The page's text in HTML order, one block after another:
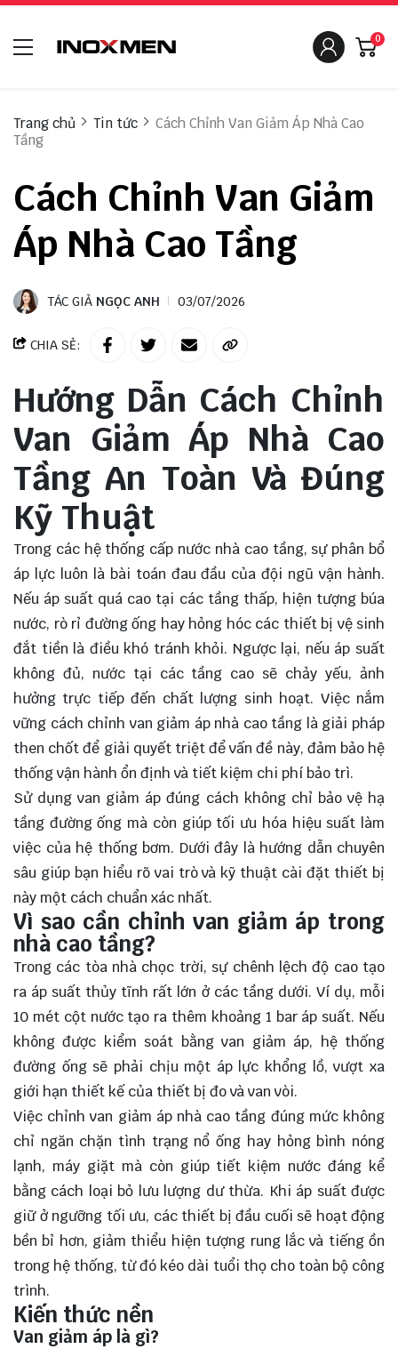
0
Trang chủ Tin tức
Cách Chỉnh Van Giảm Áp Nhà Cao
Tầng
Cách Chỉnh Van Giảm
Áp Nhà Cao Tầng
TÁC GIẢ NGỌC ANH 03/07/2026
CHIA SẺ:
Hướng Dẫn Cách Chỉnh
Van Giảm Áp Nhà Cao
Tầng An Toàn Và Đúng
Kỹ Thuật
Trong các hệ thống cấp nước nhà cao tầng, sự phân bổ
áp lực luôn là bài toán đau đầu của đội ngũ vận hành.
Nếu áp suất quá cao tại các tầng thấp, hiện tượng búa
nước, rò rỉ đường ống hay hỏng hóc các thiết bị vệ sinh
đắt tiền là điều khó tránh khỏi. Ngược lại, nếu áp suất
không đủ, nước tại các tầng cao sẽ chảy yếu, ảnh
hưởng trực tiếp đến chất lượng sinh hoạt. Việc nắm
vững cách chỉnh van giảm áp nhà cao tầng là giải pháp
then chốt để giải quyết triệt để vấn đề này, đảm bảo hệ
thống vận hành ổn định và tiết kiệm chi phí bảo trì.
Sử dụng van giảm áp đúng cách không chỉ bảo vệ hạ
tầng đường ống mà còn giúp tối ưu hóa hiệu suất làm
việc của hệ thống bơm. Dưới đây là hướng dẫn chuyên
sâu giúp bạn hiểu rõ vai trò và kỹ thuật cài đặt thiết bị
này một cách chuẩn xác nhất.
Vì sao cần chỉnh van giảm áp trong
nhà cao tầng?
Trong các tòa nhà chọc trời, sự chênh lệch độ cao tạo
ra áp suất thủy tĩnh rất lớn ở các tầng dưới. Ví dụ, mỗi
10 mét cột nước tạo ra thêm khoảng 1 bar áp suất. Nếu
không được kiểm soát bằng van giảm áp, hệ thống
đường ống sẽ phải chịu một áp lực khổng lồ, vượt xa
giới hạn thiết kế của thiết bị đo và van vòi.
Việc chỉnh van giảm áp nhà cao tầng đúng mức không
chỉ ngăn chặn tình trạng nổ ống hay hỏng bình nóng
lạnh, máy giặt mà còn giúp tiết kiệm nước đáng kể
bằng cách loại bỏ lưu lượng dư thừa. Khi áp suất được
giữ ở ngưỡng tối ưu, các thiết bị đầu cuối sẽ hoạt động
bền bỉ hơn, giảm thiểu hiện tượng rung lắc và tiếng ồn
trong hệ thống, từ đó kéo dài tuổi thọ cho toàn bộ công
trình.
Kiến thức nền
Van giảm áp là gì?